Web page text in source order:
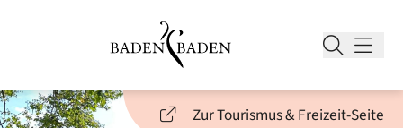
Zur Tourismus & Freizeit-Seite